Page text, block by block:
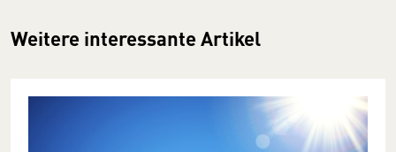
Weitere interessante Artikel